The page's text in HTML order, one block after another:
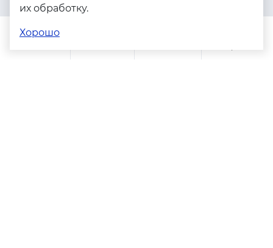
Помощь
их обработку.
Хорошо